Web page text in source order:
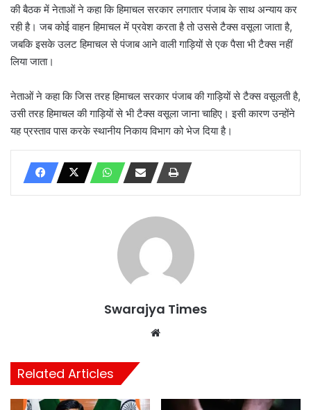
की बैठक में नेताओं ने कहा कि हिमाचल सरकार लगातार पंजाब के साथ अन्याय कर
रही है। जब कोई वाहन हिमाचल में प्रवेश करता है तो उससे टैक्स वसूला जाता है,
जबकि इसके उलट हिमाचल से पंजाब आने वाली गाड़ियों से एक पैसा भी टैक्स नहीं
लिया जाता।
नेताओं ने कहा कि जिस तरह हिमाचल सरकार पंजाब की गाड़ियों से टैक्स वसूलती है,
उसी तरह हिमाचल की गाड़ियों से भी टैक्स वसूला जाना चाहिए। इसी कारण उन्होंने
यह प्रस्ताव पास करके स्थानीय निकाय विभाग को भेज दिया है।
Swarajya Times
Related Articles